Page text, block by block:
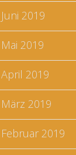
Juni 2019
Mai 2019
April 2019
März 2019
Februar 2019